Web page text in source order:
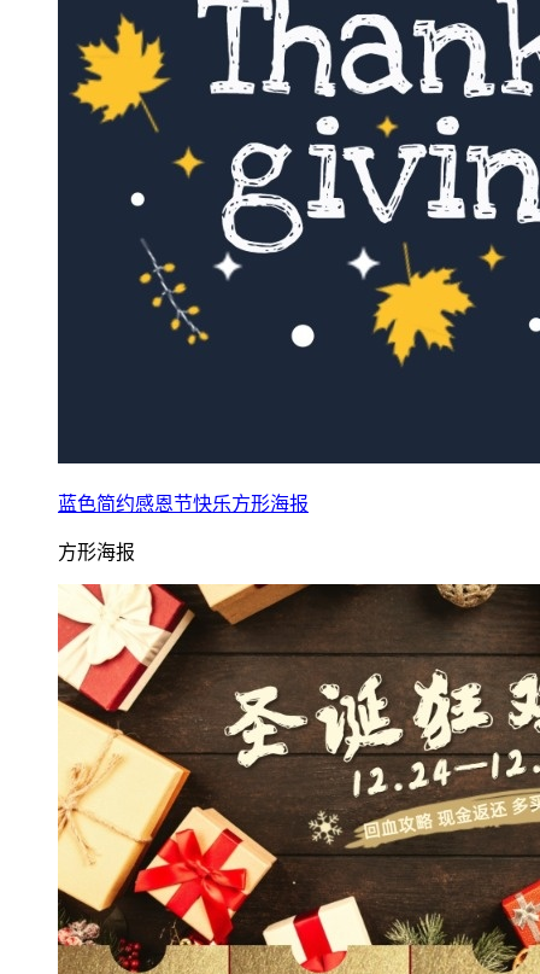
蓝色简约感恩节快乐方形海报
方形海报